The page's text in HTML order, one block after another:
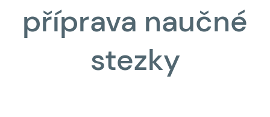
příprava naučné
stezky